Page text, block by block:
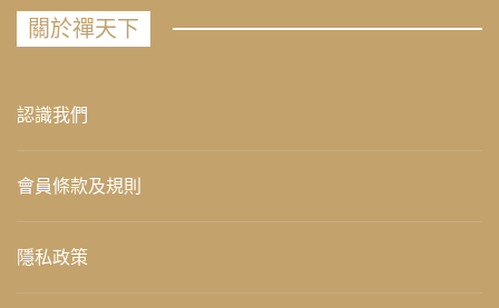
關於禪天下
認識我們
會員條款及規則
隱私政策